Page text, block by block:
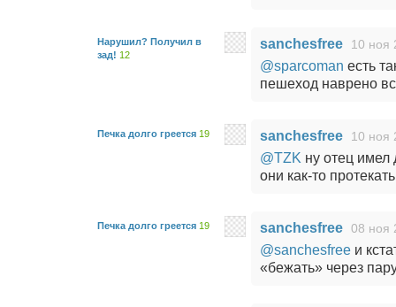
Нарушил? Получил в
зад! 12
sanchesfree 10 ноя
@sparcoman есть
пешеход наврено
Печка долго греется 19 sanchesfree 10 ноя
@TZK ну отец имел
они как-то
Печка долго греется 19 sanchesfree 08 ноя
@sanchesfreeи
«бежать» через